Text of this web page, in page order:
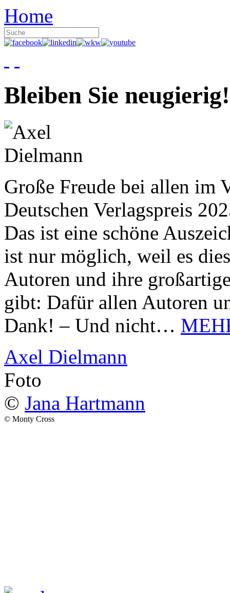
Home
Bleiben Sie neugierig!
Große Freude bei allen im
Deutschen Verlagspreis
Das ist eine schöne
ist nur möglich, weil es
Autoren und ihre
gibt: Dafür allen Autoren
Dank! – Und nicht…
Axel Dielmann
Foto
© Jana Hartmann
© Monty Cross